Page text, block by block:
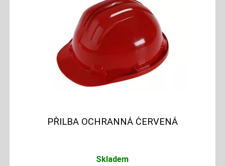
PŘILBA OCHRANNÁ ČERVENÁ
Skladem